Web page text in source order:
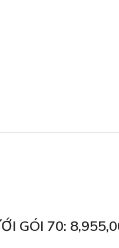
GÓI 70: